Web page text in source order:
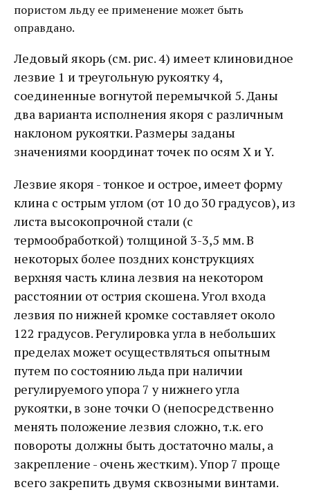
пористом льду ее применение может быть
оправдано.
Ледовый якорь (см. рис. 4) имеет клиновидное
лезвие 1 и треугольную рукоятку 4,
соединенные вогнутой перемычкой 5. Даны
два варианта исполнения якоря с различным
наклоном рукоятки. Размеры заданы
значениями координат точек по осям Х и Y.
Лезвие якоря - тонкое и острое, имеет форму
клина с острым углом (от 10 до 30 градусов), из
листа высокопрочной стали (с
термообработкой) толщиной 3-3,5 мм. В
некоторых более поздних конструкциях
верхняя часть клина лезвия на некотором
расстоянии от острия скошена. Угол входа
лезвия по нижней кромке составляет около
122 градусов. Регулировка угла в небольших
пределах может осуществляться опытным
путем по состоянию льда при наличии
регулируемого упора 7 у нижнего угла
рукоятки, в зоне точки О (непосредственно
менять положение лезвия сложно, т.к. его
повороты должны быть достаточно малы, а
закрепление - очень жестким). Упор 7 проще
всего закрепить двумя сквозными винтами.